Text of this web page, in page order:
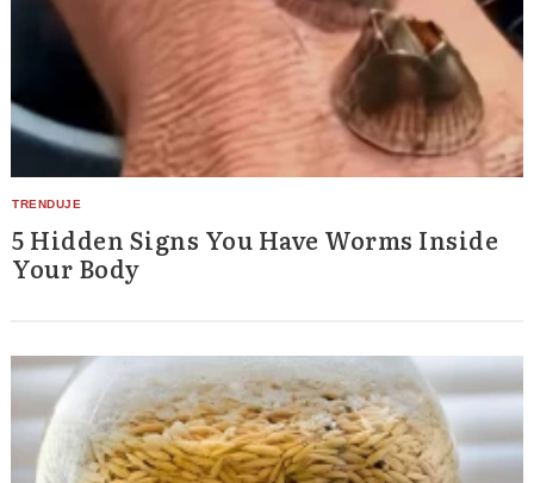
5 Hidden Signs You Have Worms Inside
Your Body